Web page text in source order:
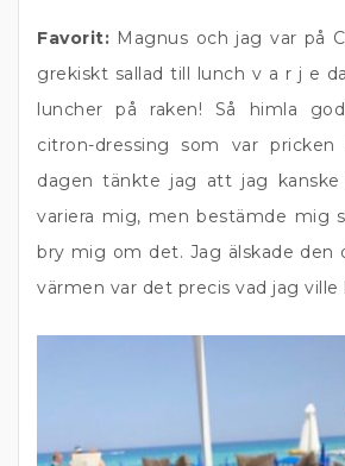
Favorit: Magnus och jag var på
grekiskt sallad till lunch v a r j e
luncher på raken! Så himla
citron-dressing som var pricken
dagen tänkte jag att jag
variera mig, men bestämde mig
bry mig om det. Jag älskade den
värmen var det precis vad jag ville